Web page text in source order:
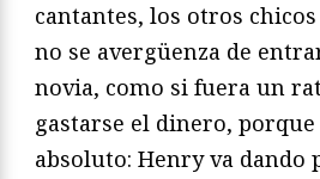
cantantes, los otros
no se avergüenza de
novia, como si fuera un
gastarse el dinero, porque
absoluto: Henry va dando